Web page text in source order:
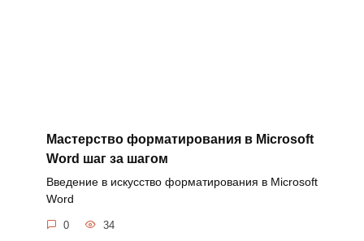
Мастерство форматирования в Microsoft
Word шаг за шагом
Введение в искусство форматирования в Microsoft
Word
0 34